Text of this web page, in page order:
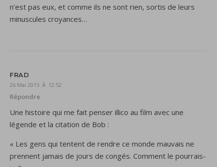
n’est pas eux, et comme ils ne sont rien, sortis de leurs
minuscules croyances…
FRAD
26 Mai 2015 À 12:52
Répondre
Une histoire qui me fait penser illico au film avec une
légende et la citation de Bob :
« Les gens qui tentent de rendre ce monde mauvais ne
prennent jamais de jours de congés. Comment le pourrais-